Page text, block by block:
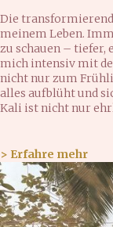
Die
meinem Leben.
zu schauen – tiefer,
mich intensiv mit
nicht nur zum
alles aufblüht und
Kali ist nicht nur
> Erfahre mehr